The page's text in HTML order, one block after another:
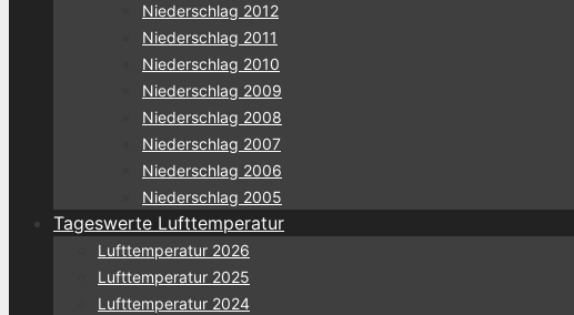
Niederschlag 2012
Niederschlag 2011
Niederschlag 2010
Niederschlag 2009
Niederschlag 2008
Niederschlag 2007
Niederschlag 2006
Niederschlag 2005
Tageswerte Lufttemperatur
Lufttemperatur 2026
Lufttemperatur 2025
Lufttemperatur 2024